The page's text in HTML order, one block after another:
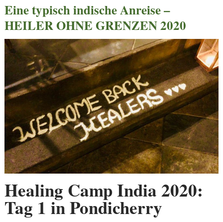
Eine typisch indische Anreise –
HEILER OHNE GRENZEN 2020
Healing Camp India 2020:
Tag 1 in Pondicherry